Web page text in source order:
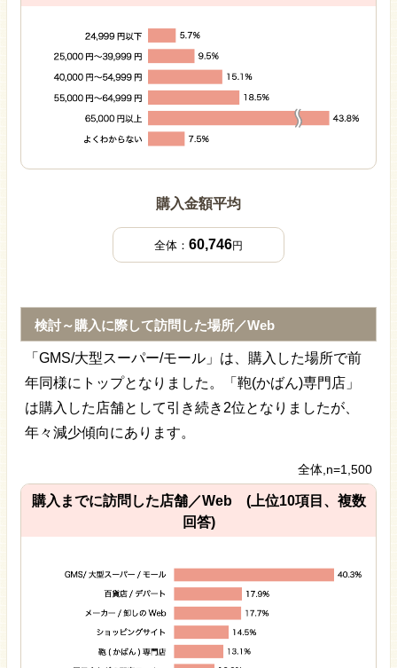
購入金額平均
全体： 60,746円
検討～購入に際して訪問した場所／Web
「GMS/大型スーパー/モール」は、購入した場所で前
年同様にトップとなりました。「鞄(かばん)専門店」
は購入した店舗として引き続き2位となりましたが、
年々減少傾向にあります。
全体,n=1,500
購入までに訪問した店舗／Web (上位10項目、複数
回答)